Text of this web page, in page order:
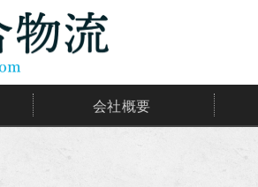
会社概要